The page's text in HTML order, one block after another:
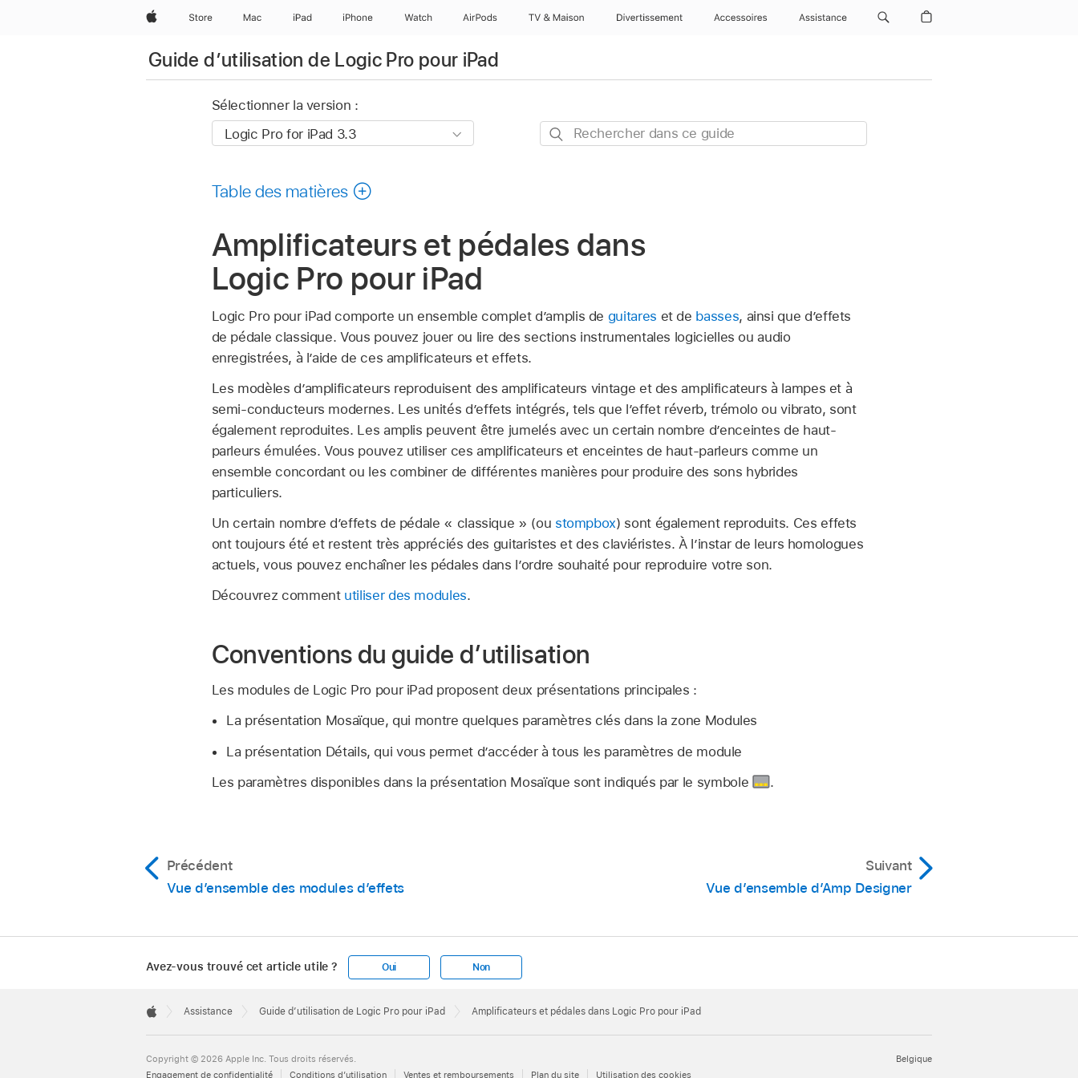
AppleStore Mac iPad iPhone Watch AirPods TV & Maison Divertissements Accessoires Assistance
Guide d’utilisation de Logic Pro pour iPad
Sélectionner la version :
Rechercher
Table des matières
Amplificateurs et pédales dans
Logic Pro pour iPad
Logic Pro pour iPad comporte un ensemble complet d’amplis de guitares et de basses, ainsi que d’effets
de pédale classique. Vous pouvez jouer ou lire des sections instrumentales logicielles ou audio
enregistrées, à l’aide de ces amplificateurs et effets.
Les modèles d’amplificateurs reproduisent des amplificateurs vintage et des amplificateurs à lampes et à
semi-conducteurs modernes. Les unités d’effets intégrés, tels que l’effet réverb, trémolo ou vibrato, sont
également reproduites. Les amplis peuvent être jumelés avec un certain nombre d’enceintes de haut-
parleurs émulées. Vous pouvez utiliser ces amplificateurs et enceintes de haut-parleurs comme un
ensemble concordant ou les combiner de différentes manières pour produire des sons hybrides
particuliers.
Un certain nombre d’effets de pédale « classique » (ou stompbox) sont également reproduits. Ces effets
ont toujours été et restent très appréciés des guitaristes et des claviéristes. À l’instar de leurs homologues
actuels, vous pouvez enchaîner les pédales dans l’ordre souhaité pour reproduire votre son.
Découvrez comment utiliser des modules.
Conventions du guide d’utilisation
Les modules de Logic Pro pour iPad proposent deux présentations principales :
La présentation Mosaïque, qui montre quelques paramètres clés dans la zone Modules
La présentation Détails, qui vous permet d’accéder à tous les paramètres de module
Les paramètres disponibles dans la présentation Mosaïque sont indiqués par le symbole
.
Précédent
Vue d’ensemble des modules d’effets
Suivant
Vue d’ensemble d’Amp Designer
Avez-vous trouvé cet article utile ? Oui Non
Footer

Assistance Guide d’utilisation de Logic Pro pour iPad Amplificateurs et pédales dans Logic Pro pour iPad
Belgique
Copyright © 2026 Apple Inc. Tous droits réservés.
Engagement de confidentialité
Conditions d’utilisation Ventes et remboursements Plan du site Utilisation des cookies